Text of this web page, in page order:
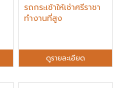
รถกระเช้าให้เช่าศรีราชา
ทำงานที่สูง
ดูรายละเอียด